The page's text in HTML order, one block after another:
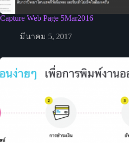
Capture Web Page 5Mar2016
มีนาคม 5, 2017